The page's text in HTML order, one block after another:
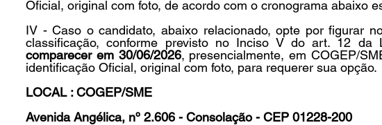
Oficial, original com foto, de acordo com o cronograma abaixo
IV - Caso o candidato, abaixo relacionado, opte por figurar
classificação, conforme previsto no Inciso V do art. 12 da
comparecer em 30/06/2026, presencialmente, em COGEP/
identificação Oficial, original com foto, para requerer sua opção.
LOCAL : COGEP/SME
Avenida Angélica, nº 2.606 - Consolação - CEP 01228-200